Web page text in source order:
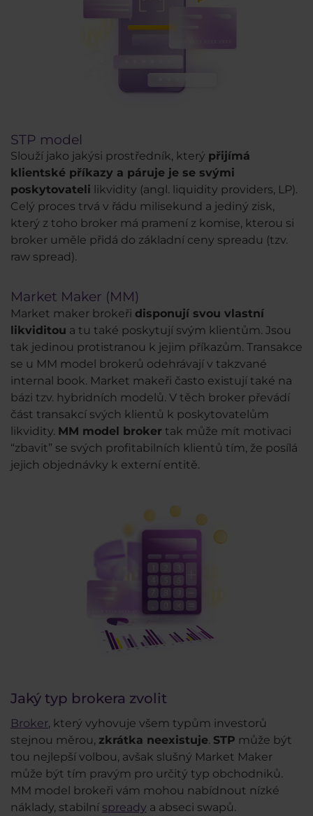
STP model
Slouží jako jakýsi prostředník, který přijímá
klientské příkazy a páruje je se svými
poskytovateli likvidity (angl. liquidity providers, LP).
Celý proces trvá v řádu milisekund a jediný zisk,
který z toho broker má pramení z komise, kterou si
broker uměle přidá do základní ceny spreadu (tzv.
raw spread).
Market Maker (MM)
Market maker brokeři disponují svou vlastní
likviditou a tu také poskytují svým klientům. Jsou
tak jedinou protistranou k jejim příkazům. Transakce
se u MM model brokerů odehrávají v takzvané
internal book. Market makeři často existují také na
bázi tzv. hybridních modelů. V těch broker převádí
část transakcí svých klientů k poskytovatelům
likvidity. MM model broker tak může mít motivaci
“zbavit” se svých profitabilních klientů tím, že posílá
jejich objednávky k externí entitě.
Jaký typ brokera zvolit
Broker, který vyhovuje všem typům investorů
stejnou měrou, zkrátka neexistuje. STP může být
tou nejlepší volbou, avšak slušný Market Maker
může být tím pravým pro určitý typ obchodniků.
MM model brokeři vám mohou nabídnout nízké
náklady, stabilní spready a abseci swapů.